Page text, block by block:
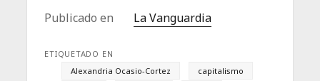
Publicado en La Vanguardia
ETIQUETADO EN
Alexandria Ocasio-Cortez
capitalismo